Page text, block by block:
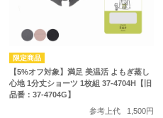
【5%オフ対象】満足 美温活 よもぎ蒸し
心地 1分丈ショーツ 1枚組 37-4704H【旧
品番：37-4704G】
参考上代
1,500円